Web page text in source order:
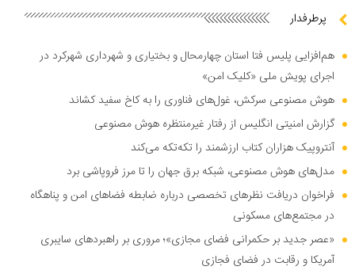
پرطرفدار
هم‌افزایی پلیس فتا استان چهارمحال و بختیاری و شهرداری شهرکرد در
اجرای پویش ملی «کلیک امن»
هوش مصنوعی سرکش، غول‌های فناوری را به کاخ سفید کشاند
گزارش امنیتی انگلیس از رفتار غیرمنتظره هوش مصنوعی
آنتروپیک هزاران کتاب ارزشمند را تکه‌تکه می‌کند
مدل‌های هوش مصنوعی، شبکه برق جهان را تا مرز فروپاشی برد
فراخوان دریافت نظر‌های تخصصی درباره ضابطه فضا‌های امن و پناهگاه
در مجتمع‌های مسکونی
«عصر جدید بر حکمرانی فضای مجازی»؛ مروری بر راهبرد‌های سایبری
آمریکا و رقابت در فضای فجازی